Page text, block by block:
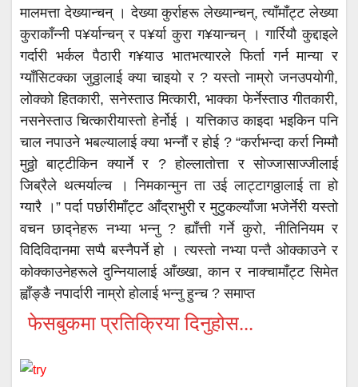
मालमत्ता देख्यान्चन् । देख्या कुर्राहरू लेख्यान्चन्, त्याँमाँट्ट लेख्या
कुराकाँन्नी प¥र्यान्चन् र प¥र्या कुरा ग¥यान्चन् । गार्रियौ कुद्दाइले
गर्दारी भर्कल पैठारी ग¥याउ भातभत्यारले फिर्ता गर्न मान्या र
ग्याँसिटक्का जुठ्ठालाई क्या चाइयो र ? यस्तो नाम्रो जनउपयोगी,
लोक्को हितकारी, सनेस्ताउ मित्कारी, भाक्का फेर्नेस्ताउ गीतकारी,
नसनेस्ताउ चित्कारीयास्तो हेर्नोई । यत्तिकाउ काइदा भइकिन पनि
चाल नपाउने भबल्यालाई क्या भन्नौं र होई ? “कर्राभन्दा कर्रा निम्मौ
मुठ्ठो बाट्टीकिन क्यार्ने र ? होल्लातोत्ता र सोज्जासाज्जीलाई
जिब्रैले थत्मर्याल्च । निमकान्मुन ता उई लाट्टागठ्ठालाई ता हो
ग्यारै ।” पर्दा पर्छारीमाँट्ट आँद्राभुरी र मुटुकल्याँजा भजेर्नेरी यस्तो
वचन छाद्नेहरू नभ्या भन्नु ? ह्याँत्ती गर्ने कुरो, नीतिनियम र
विदिविदानमा सप्पै बस्नैपर्ने हो । त्यस्तो नभ्या पन्तै ओक्काउने र
कोक्काउनेहरूले दुन्नियालाई आँख्खा, कान र नाक्चामाँट्ट सिमेत
ह्वाँङ्ङै नपार्दारी नाम्रो होलाई भन्नु हुन्च ? समाप्त
फेसबुकमा प्रतिक्रिया दिनुहोस...